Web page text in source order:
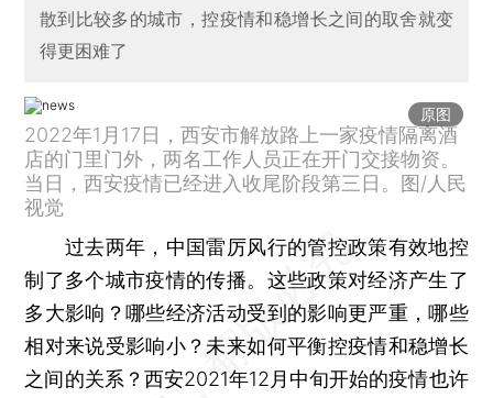
散到比较多的城市，控疫情和稳增长之间的取舍就变
得更困难了
原图
2022年1月17日，西安市解放路上一家疫情隔离酒
店的门里门外，两名工作人员正在开门交接物资。
当日，西安疫情已经进入收尾阶段第三日。图/人民
视觉
过去两年，中国雷厉风行的管控政策有效地控
制了多个城市疫情的传播。这些政策对经济产生了
多大影响？哪些经济活动受到的影响更严重，哪些
相对来说受影响小？未来如何平衡控疫情和稳增长
之间的关系？西安2021年12月中旬开始的疫情也许